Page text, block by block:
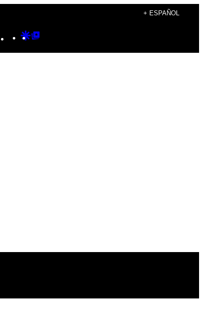
+ ESPAÑOL
Instagram
TikTokYouTube
Google